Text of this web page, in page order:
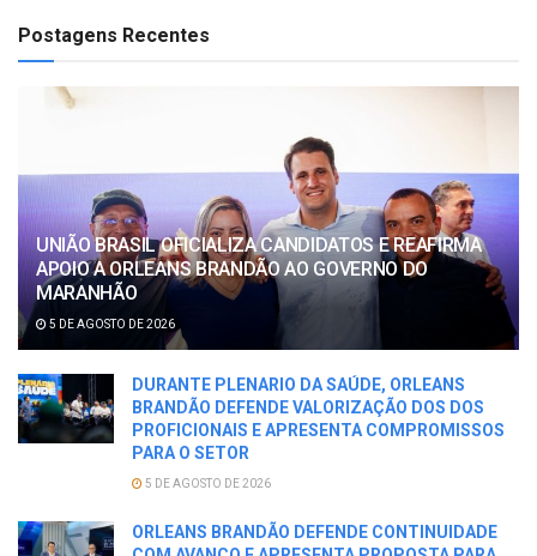
Postagens Recentes
UNIÃO BRASIL OFICIALIZA CANDIDATOS E REAFIRMA
APOIO A ORLEANS BRANDÃO AO GOVERNO DO
MARANHÃO
5 DE AGOSTO DE 2026
DURANTE PLENARIO DA SAÚDE, ORLEANS
BRANDÃO DEFENDE VALORIZAÇÃO DOS DOS
PROFICIONAIS E APRESENTA COMPROMISSOS
PARA O SETOR
5 DE AGOSTO DE 2026
ORLEANS BRANDÃO DEFENDE CONTINUIDADE